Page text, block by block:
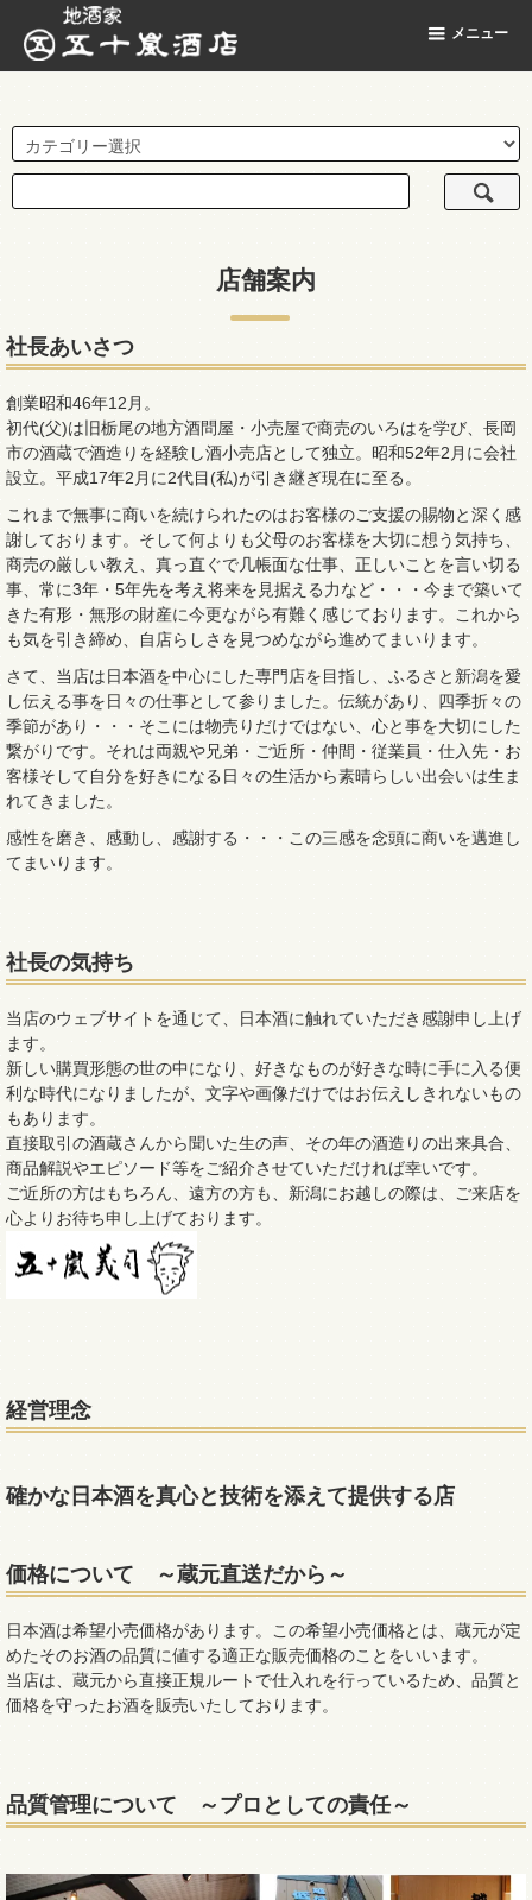
地酒家 五十嵐酒店
メニュー
店舗案内
社長あいさつ
創業昭和46年12月。
初代(父)は旧栃尾の地方酒問屋・小売屋で商売のいろはを学び、長岡
市の酒蔵で酒造りを経験し酒小売店として独立。昭和52年2月に会社
設立。平成17年2月に2代目(私)が引き継ぎ現在に至る。
これまで無事に商いを続けられたのはお客様のご支援の賜物と深く感
謝しております。そして何よりも父母のお客様を大切に想う気持ち、
商売の厳しい教え、真っ直ぐで几帳面な仕事、正しいことを言い切る
事、常に3年・5年先を考え将来を見据える力など・・・今まで築いて
きた有形・無形の財産に今更ながら有難く感じております。これから
も気を引き締め、自店らしさを見つめながら進めてまいります。
さて、当店は日本酒を中心にした専門店を目指し、ふるさと新潟を愛
し伝える事を日々の仕事として参りました。伝統があり、四季折々の
季節があり・・・そこには物売りだけではない、心と事を大切にした
繋がりです。それは両親や兄弟・ご近所・仲間・従業員・仕入先・お
客様そして自分を好きになる日々の生活から素晴らしい出会いは生ま
れてきました。
感性を磨き、感動し、感謝する・・・この三感を念頭に商いを邁進し
てまいります。
社長の気持ち
当店のウェブサイトを通じて、日本酒に触れていただき感謝申し上げ
ます。
新しい購買形態の世の中になり、好きなものが好きな時に手に入る便
利な時代になりましたが、文字や画像だけではお伝えしきれないもの
もあります。
直接取引の酒蔵さんから聞いた生の声、その年の酒造りの出来具合、
商品解説やエピソード等をご紹介させていただければ幸いです。
ご近所の方はもちろん、遠方の方も、新潟にお越しの際は、ご来店を
心よりお待ち申し上げております。
経営理念
確かな日本酒を真心と技術を添えて提供する店
価格について ～蔵元直送だから～
日本酒は希望小売価格があります。この希望小売価格とは、蔵元が定
めたそのお酒の品質に値する適正な販売価格のことをいいます。
当店は、蔵元から直接正規ルートで仕入れを行っているため、品質と
価格を守ったお酒を販売いたしております。
品質管理について ～プロとしての責任～